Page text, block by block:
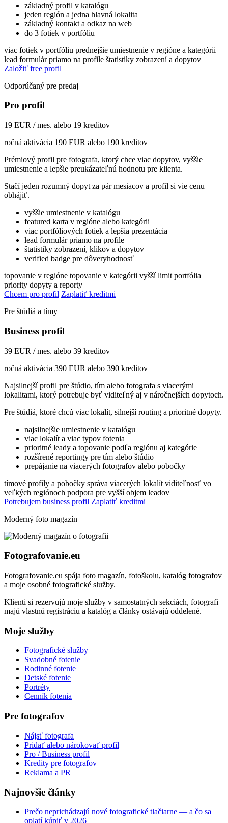
základný profil v katalógu
jeden región a jedna hlavná lokalita
základný kontakt a odkaz na web
do 3 fotiek v portfóliu
viac fotiek v portfóliu prednejšie umiestnenie v regióne a kategórii
lead formulár priamo na profile štatistiky zobrazení a dopytov
Založiť free profil
Odporúčaný pre predaj
Pro profil
19 EUR / mes. alebo 19 kreditov
ročná aktivácia 190 EUR alebo 190 kreditov
Prémiový profil pre fotografa, ktorý chce viac dopytov, vyššie
umiestnenie a lepšie preukázateľnú hodnotu pre klienta.
Stačí jeden rozumný dopyt za pár mesiacov a profil si vie cenu
obhájiť.
vyššie umiestnenie v katalógu
featured karta v regióne alebo kategórii
viac portfóliových fotiek a lepšia prezentácia
lead formulár priamo na profile
štatistiky zobrazení, klikov a dopytov
verified badge pre dôveryhodnosť
topovanie v regióne topovanie v kategórii vyšší limit portfólia
priority dopyty a reporty
Chcem pro profil Zaplatiť kreditmi
Pre štúdiá a tímy
Business profil
39 EUR / mes. alebo 39 kreditov
ročná aktivácia 390 EUR alebo 390 kreditov
Najsilnejší profil pre štúdio, tím alebo fotografa s viacerými
lokalitami, ktorý potrebuje byť viditeľný aj v náročnejších dopytoch.
Pre štúdiá, ktoré chcú viac lokalít, silnejší routing a prioritné dopyty.
najsilnejšie umiestnenie v katalógu
viac lokalít a viac typov fotenia
prioritné leady a topovanie podľa regiónu aj kategórie
rozšírené reportingy pre tím alebo štúdio
prepájanie na viacerých fotografov alebo pobočky
tímové profily a pobočky správa viacerých lokalít viditeľnosť vo
veľkých regiónoch podpora pre vyšší objem leadov
Potrebujem business profil Zaplatiť kreditmi
Moderný foto magazín
Fotografovanie.eu
Fotografovanie.eu spája foto magazín, fotoškolu, katalóg fotografov
a moje osobné fotografické služby.
Klienti si rezervujú moje služby v samostatných sekciách, fotografi
majú vlastnú registráciu a katalóg a články ostávajú oddelené.
Moje služby
Fotografické služby
Svadobné fotenie
Rodinné fotenie
Detské fotenie
Portréty
Cenník fotenia
Pre fotografov
Nájsť fotografa
Pridať alebo nárokovať profil
Pro / Business profil
Kredity pre fotografov
Reklama a PR
Najnovšie články
Prečo neprichádzajú nové fotografické tlačiarne — a čo sa
oplatí kúpiť v 2026